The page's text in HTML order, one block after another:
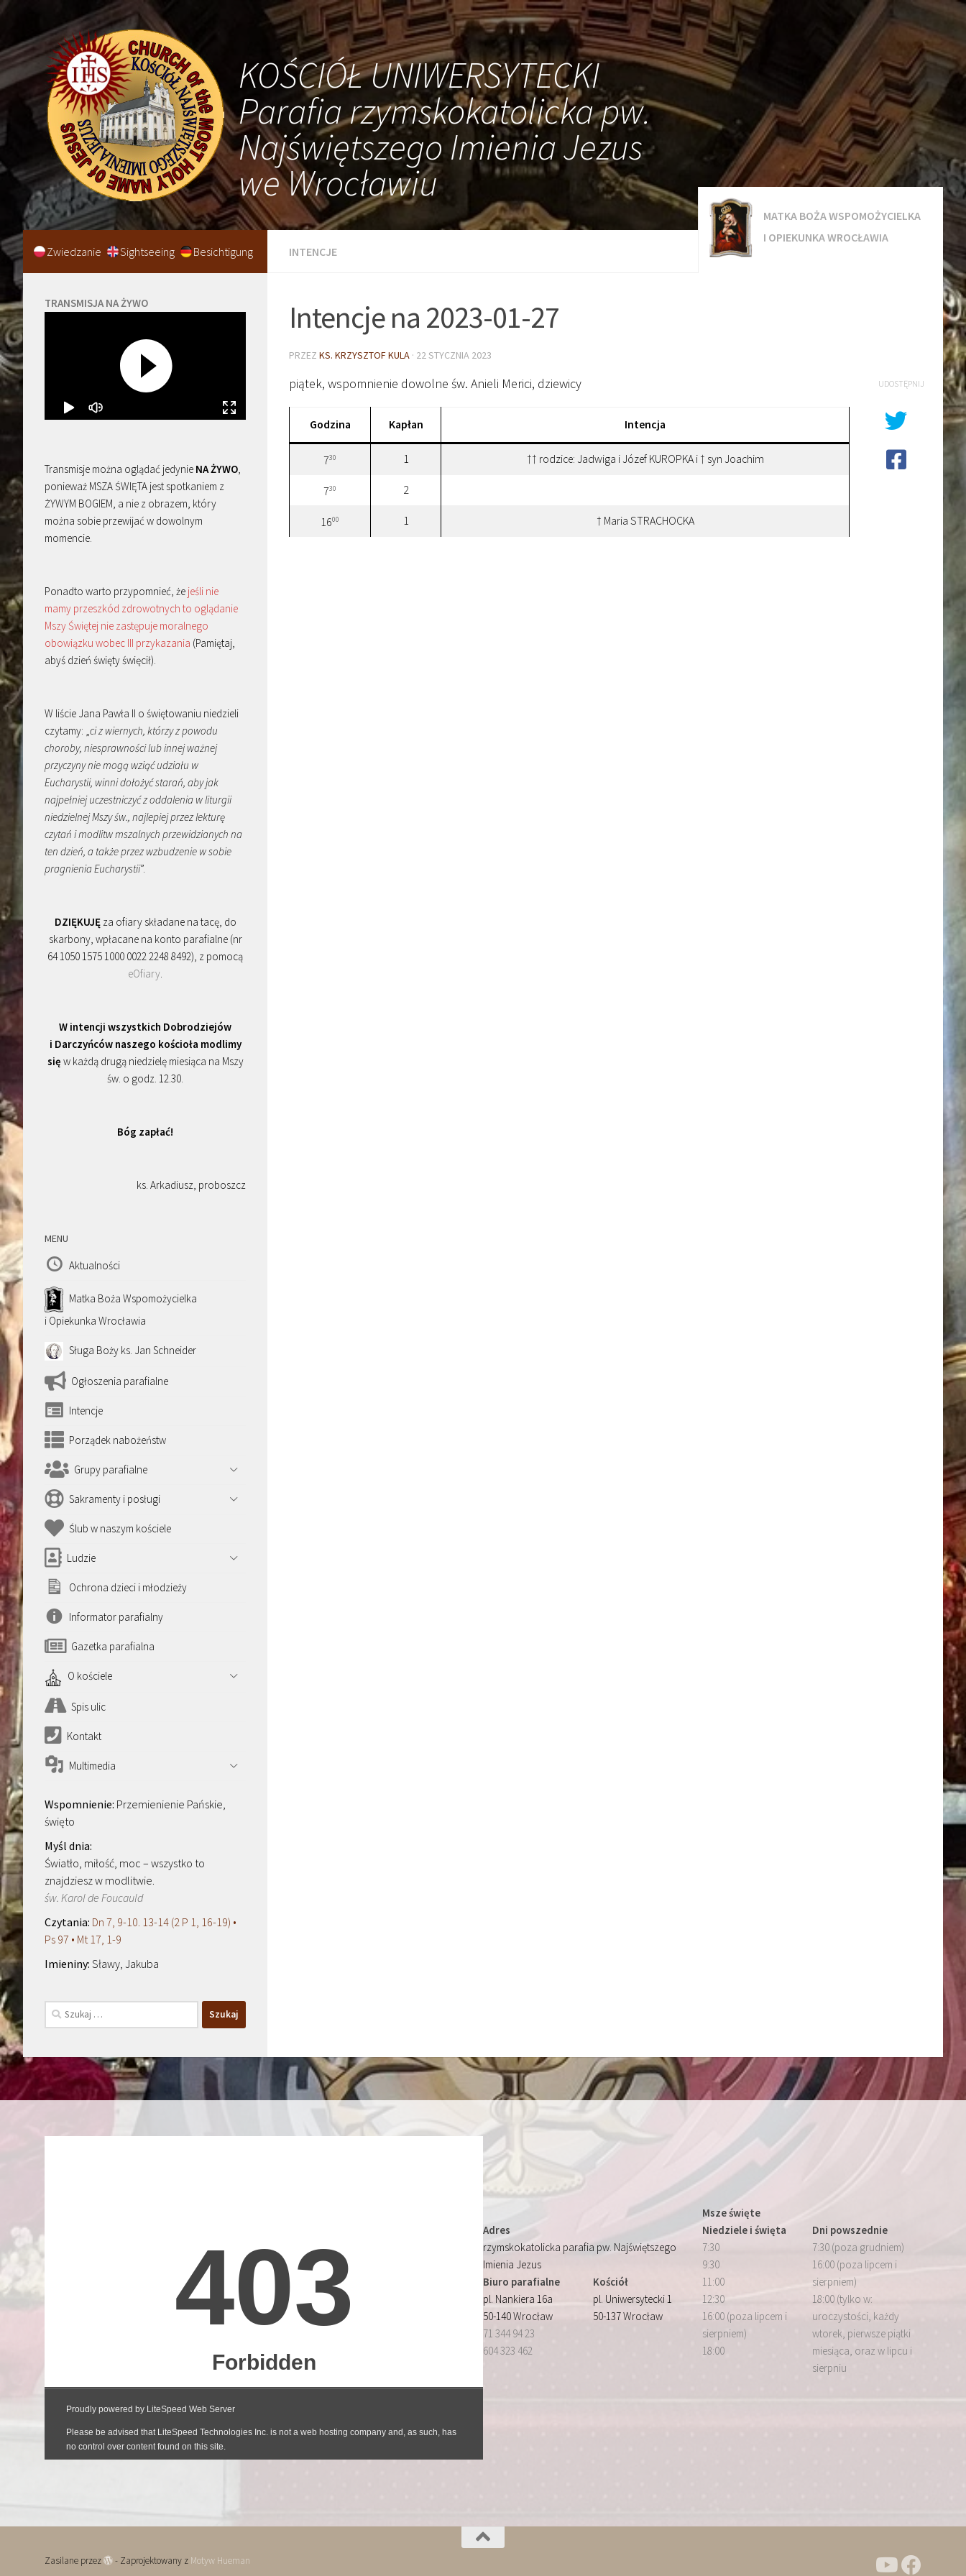
KOŚCIÓŁ UNIWERSYTECKI
Parafia rzymskokatolicka pw.
Najświętszego Imienia Jezus
we Wrocławiu
INTENCJE
MATKA BOŻA WSPOMOŻYCIELKA
I OPIEKUNKA WROCŁAWIA
Intencje na 2023-01-27
PRZEZ KS. KRZYSZTOF KULA · 22 STYCZNIA 2023
piątek, wspomnienie dowolne św. Anieli Merici, dziewicy
Godzina Kapłan Intencja
730 1 †† rodzice: Jadwiga i Józef KUROPKA i † syn Joachim
730 2
1600 1 † Maria STRACHOCKA
UDOSTĘPNIJ
Zwiedzanie Sightseeing Besichtigung
TRANSMISJA NA ŻYWO
Transmisje można oglądać jedynie NA ŻYWO,
ponieważ MSZA ŚWIĘTA jest spotkaniem z
ŻYWYM BOGIEM, a nie z obrazem, który
można sobie przewijać w dowolnym
momencie.
Ponadto warto przypomnieć, że jeśli nie
mamy przeszkód zdrowotnych to oglądanie
Mszy Świętej nie zastępuje moralnego
obowiązku wobec III przykazania (Pamiętaj,
abyś dzień święty święcił).
W liście Jana Pawła II o świętowaniu niedzieli
czytamy: „ci z wiernych, którzy z powodu
choroby, niesprawności lub innej ważnej
przyczyny nie mogą wziąć udziału w
Eucharystii, winni dołożyć starań, aby jak
najpełniej uczestniczyć z oddalenia w liturgii
niedzielnej Mszy św., najlepiej przez lekturę
czytań i modlitw mszalnych przewidzianych na
ten dzień, a także przez wzbudzenie w sobie
pragnienia Eucharystii”.
DZIĘKUJĘza ofiary składane na tacę, do
skarbony, wpłacane na konto parafialne (nr
64 1050 1575 1000 0022 2248 8492), z pomocą
eOfiary.
W intencji wszystkich Dobrodziejów
i Darczyńców naszego kościoła modlimy
się w każdą drugą niedzielę miesiąca na Mszy
św. o godz. 12.30.
Bóg zapłać!
ks. Arkadiusz, proboszcz
MENU
Aktualności
Matka Boża Wspomożycielka
i Opiekunka Wrocławia
Sługa Boży ks. Jan Schneider
Ogłoszenia parafialne
Intencje
Porządek nabożeństw
Grupy parafialne
Sakramenty i posługi
Ślub w naszym kościele
Ludzie
Ochrona dzieci i młodzieży
Informator parafialny
Gazetka parafialna
O kościele
Spis ulic
Kontakt
Multimedia
Przemienienie Pańskie,
święto
Światło, miłość, moc – wszystko to
znajdziesz w modlitwie.
św. Karol de Foucauld
Dn 7, 9-10. 13-14 (2 P 1, 16-19) •
Ps 97 • Mt 17, 1-9
Sławy, Jakuba
Szukaj:
Adres
rzymskokatolicka parafia pw. Najświętszego
Imienia Jezus
Biuro parafialne
pl. Nankiera 16a
50-140 Wrocław
71 344 94 23
604 323 462
Kościół
pl. Uniwersytecki 1
50-137 Wrocław
Msze święte
Niedziele i święta
7:30
9:30
11:00
12:30
16:00 (poza lipcem i
sierpniem)
18:00
Dni powszednie
7:30 (poza grudniem)
16:00 (poza lipcem i
sierpniem)
18:00 (tylko w:
uroczystości, każdy
wtorek, pierwsze piątki
miesiąca, oraz w lipcu i
sierpniu
Zasilane przez - Zaprojektowany z Motyw Hueman